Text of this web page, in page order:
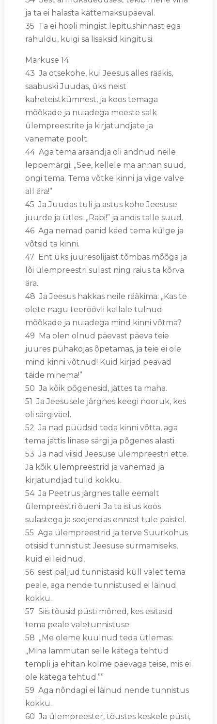
ja ta ei halasta kättemaksupäeval.
35 Ta ei hooli mingist lepitushinnast ega
rahuldu, kuigi sa lisaksid kingitusi.
Markuse 14
43 Ja otsekohe, kui Jeesus alles rääkis,
saabuski Juudas, üks neist
kaheteistkümnest, ja koos temaga
mõõkade ja nuiadega meeste salk
ülempreestrite ja kirjatundjate ja
vanemate poolt.
44 Aga tema äraandja oli andnud neile
leppemärgi: „See, kellele ma annan suud,
ongi tema. Tema võtke kinni ja viige valve
all ära!”
45 Ja Juudas tuli ja astus kohe Jeesuse
juurde ja ütles: „Rabi!” ja andis talle suud.
46 Aga nemad panid käed tema külge ja
võtsid ta kinni.
47 Ent üks juuresolijaist tõmbas mõõga ja
lõi ülempreestri sulast ning raius ta kõrva
ära.
48 Ja Jeesus hakkas neile rääkima: „Kas te
olete nagu teeröövli kallale tulnud
mõõkade ja nuiadega mind kinni võtma?
49 Ma olen olnud päevast päeva teie
juures pühakojas õpetamas, ja teie ei ole
mind kinni võtnud! Kuid kirjad peavad
täide minema!”
50 Ja kõik põgenesid, jättes ta maha.
51 Ja Jeesusele järgnes keegi nooruk, kes
oli särgiväel.
52 Ja nad püüdsid teda kinni võtta, aga
tema jättis linase särgi ja põgenes alasti.
53 Ja nad viisid Jeesuse ülempreestri ette.
Ja kõik ülempreestrid ja vanemad ja
kirjatundjad tulid kokku.
54 Ja Peetrus järgnes talle eemalt
ülempreestri õueni. Ja ta istus koos
sulastega ja soojendas ennast tule paistel.
55 Aga ülempreestrid ja terve Suurkohus
otsisid tunnistust Jeesuse surmamiseks,
kuid ei leidnud,
56 sest paljud tunnistasid küll valet tema
peale, aga nende tunnistused ei läinud
kokku.
57 Siis tõusid püsti mõned, kes esitasid
tema peale valetunnistuse:
58 „Me oleme kuulnud teda ütlemas:
„Mina lammutan selle kätega tehtud
templi ja ehitan kolme päevaga teise, mis ei
ole kätega tehtud.””
59 Aga nõndagi ei läinud nende tunnistus
kokku.
60 Ja ülempreester, tõustes keskele püsti,